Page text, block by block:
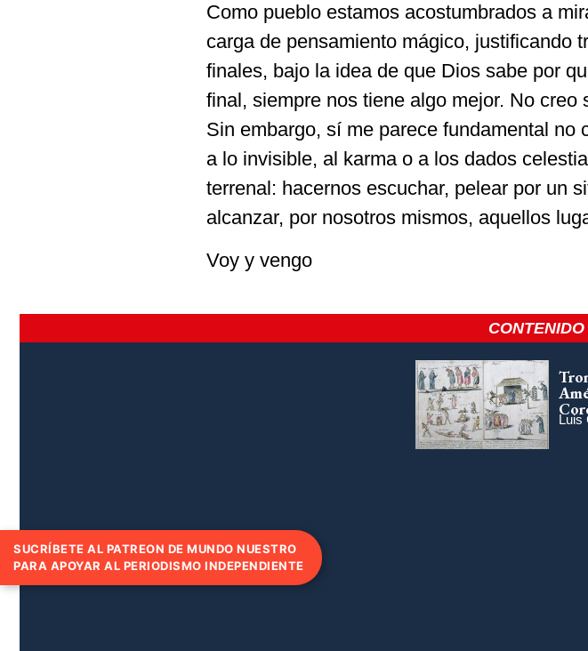
Como pueblo estamos acostumbrados a
carga de pensamiento mágico, justificando
finales, bajo la idea de que Dios sabe por
final, siempre nos tiene algo mejor. No creo
Sin embargo, sí me parece fundamental no
a lo invisible, al karma o a los dados
terrenal: hacernos escuchar, pelear por un
alcanzar, por nosotros mismos, aquellos
Voy y vengo
Luis
SUCRÍBETE AL PATREON DE MUNDO NUESTRO
PARA APOYAR AL PERIODISMO INDEPENDIENTE